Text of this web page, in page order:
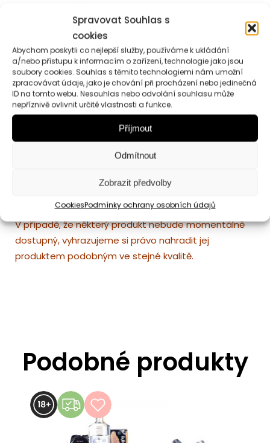
Spravovat Souhlas s
cookies
Abychom poskytli co nejlepší služby, používáme k ukládání
a/nebo přístupu k informacím o zařízení, technologie jako jsou
soubory cookies. Souhlas s těmito technologiemi nám umožní
zpracovávat údaje, jako je chování při procházení nebo jedinečná
ID na tomto webu. Nesouhlas nebo odvolání souhlasu může
nepříznivě ovlivnit určité vlastnosti a funkce.
Příjmout
Odmítnout
Zobrazit předvolby
CookiesPodmínky ochrany osobních údajů
30 % škvarků, 30 g
Maďarská klobása. Lehcepikantní masová
záležitostpro sváteční chvíle. Od českého
výrobce, 180g. Momentálně není dostupné, proto
nahrazujeme španělskou klobáskou FUET, 160g
Čokoládová pralinkas oříškovou náplní, 13 g
Dárkové balení– luxusní mašle, sisalová vlákna jako
dekorace, celofán, ozdobná dárková kartička (je
možné přidatosobní vzkaz,který na kartičku ručně
přepíšeme zlatým perem).
Tento dárkový box obsahujekvalitní čerstvé
produkty , které je vhodné uchovat v chladu.
V případě, že některý produkt nebude momentálně
dostupný, vyhrazujeme si právo nahradit jej
produktem podobným ve stejné kvalitě.
Podobné produkty